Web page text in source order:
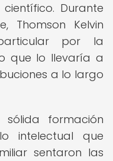
Durante
Thomson Kelvin
por la
que lo llevaría a
a lo largo
formación
intelectual que
sentaron las